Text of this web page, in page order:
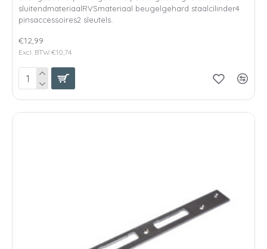
sluitendmateriaalRVSmateriaal beugelgehard staalcilinder4
pinsaccessoires2 sleutels..
€12,99
Excl. BTW:€10,74